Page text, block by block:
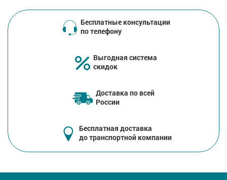
Бесплатные консультации
по телефону
Выгодная система
скидок
Доставка по всей
России
Бесплатная доставка
до транспортной компании